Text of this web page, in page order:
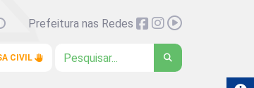
Prefeitura nas Redes
CIVIL